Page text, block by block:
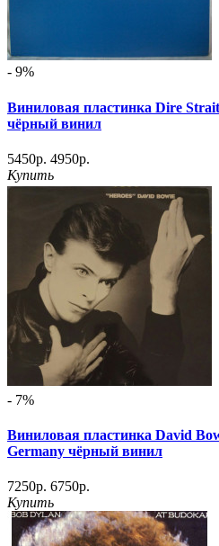
- 9%
Виниловая пластинка Dire
чёрный винил
5450р. 4950р.
Купить
- 7%
Виниловая пластинка David
Germany чёрный винил
7250р. 6750р.
Купить